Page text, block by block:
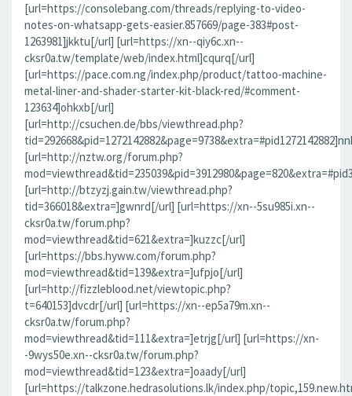
[url=https://consolebang.com/threads/replying-to-video-
notes-on-whatsapp-gets-easier.857669/page-383#post-
1263981]jkktu[/url] [url=https://xn--qiy6c.xn--
cksr0a.tw/template/web/index.html]cqurq[/url]
[url=https://pace.com.ng/index.php/product/tattoo-machine-
metal-liner-and-shader-starter-kit-black-red/#comment-
123634]ohkxb[/url]
[url=http://csuchen.de/bbs/viewthread.php?
[url=http://nztw.org/forum.php?
[url=http://btzyzj.gain.tw/viewthread.php?
tid=366018&extra=]gwnrd[/url] [url=https://xn--5su985i.xn--
cksr0a.tw/forum.php?
mod=viewthread&tid=621&extra=]kuzzc[/url]
[url=https://bbs.hyww.com/forum.php?
mod=viewthread&tid=139&extra=]ufpjo[/url]
[url=http://fizzleblood.net/viewtopic.php?
t=640153]dvcdr[/url] [url=https://xn--ep5a79m.xn--
cksr0a.tw/forum.php?
mod=viewthread&tid=111&extra=]etrjg[/url] [url=https://xn-
-9wys50e.xn--cksr0a.tw/forum.php?
mod=viewthread&tid=123&extra=]oaady[/url]
[url=https://talkzone.hedrasolutions.lk/index.php/